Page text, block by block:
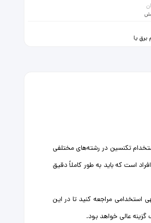
برق یا
تکنسین‌ در رشته‌های مختلفی
است که باید به طور کاملاً دقیق
استخدامی مراجعه کنید تا در این
عالی خواهد بود.